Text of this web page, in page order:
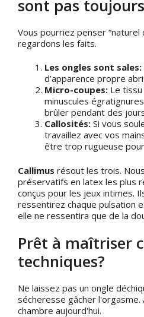
sont pas
Vous pourriez penser “naturel
regardons les faits.
Les ongles sont sales:
d’apparence propre
Micro-coupes: Le
minuscules
brûler pendant des
Callosités: Si vous
travaillez avec vos
être trop rugueuse
Callimus résout les trois.
préservatifs en latex les plus
conçus pour les jeux intimes.
ressentirez chaque pulsation
elle ne ressentira que de la
Prêt à maîtriser
techniques?
Ne laissez pas un ongle
sécheresse gâcher
chambre aujourd'hui.